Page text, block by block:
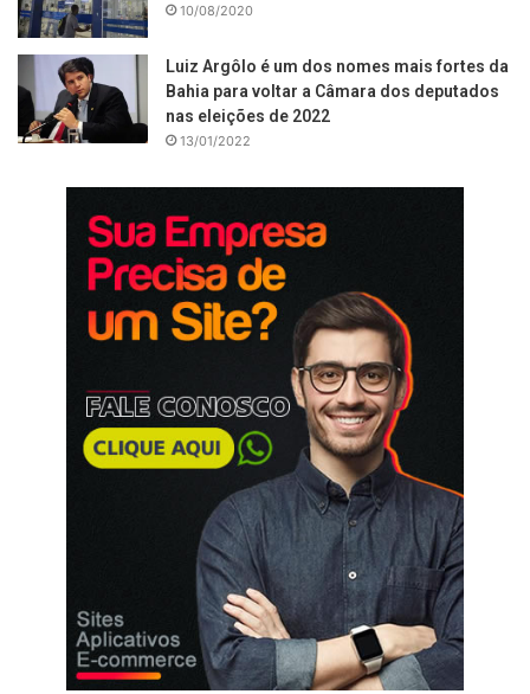
10/08/2020
Luiz Argôlo é um dos nomes mais fortes da
Bahia para voltar a Câmara dos deputados
nas eleições de 2022
13/01/2022